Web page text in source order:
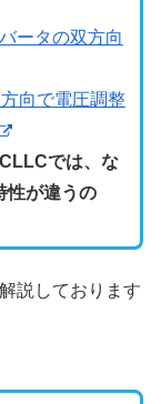
ータの双方向
向で電圧調整
では、な
性が違うの
説しております